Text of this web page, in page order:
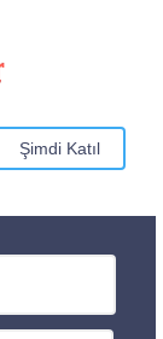
Şimdi Katıl